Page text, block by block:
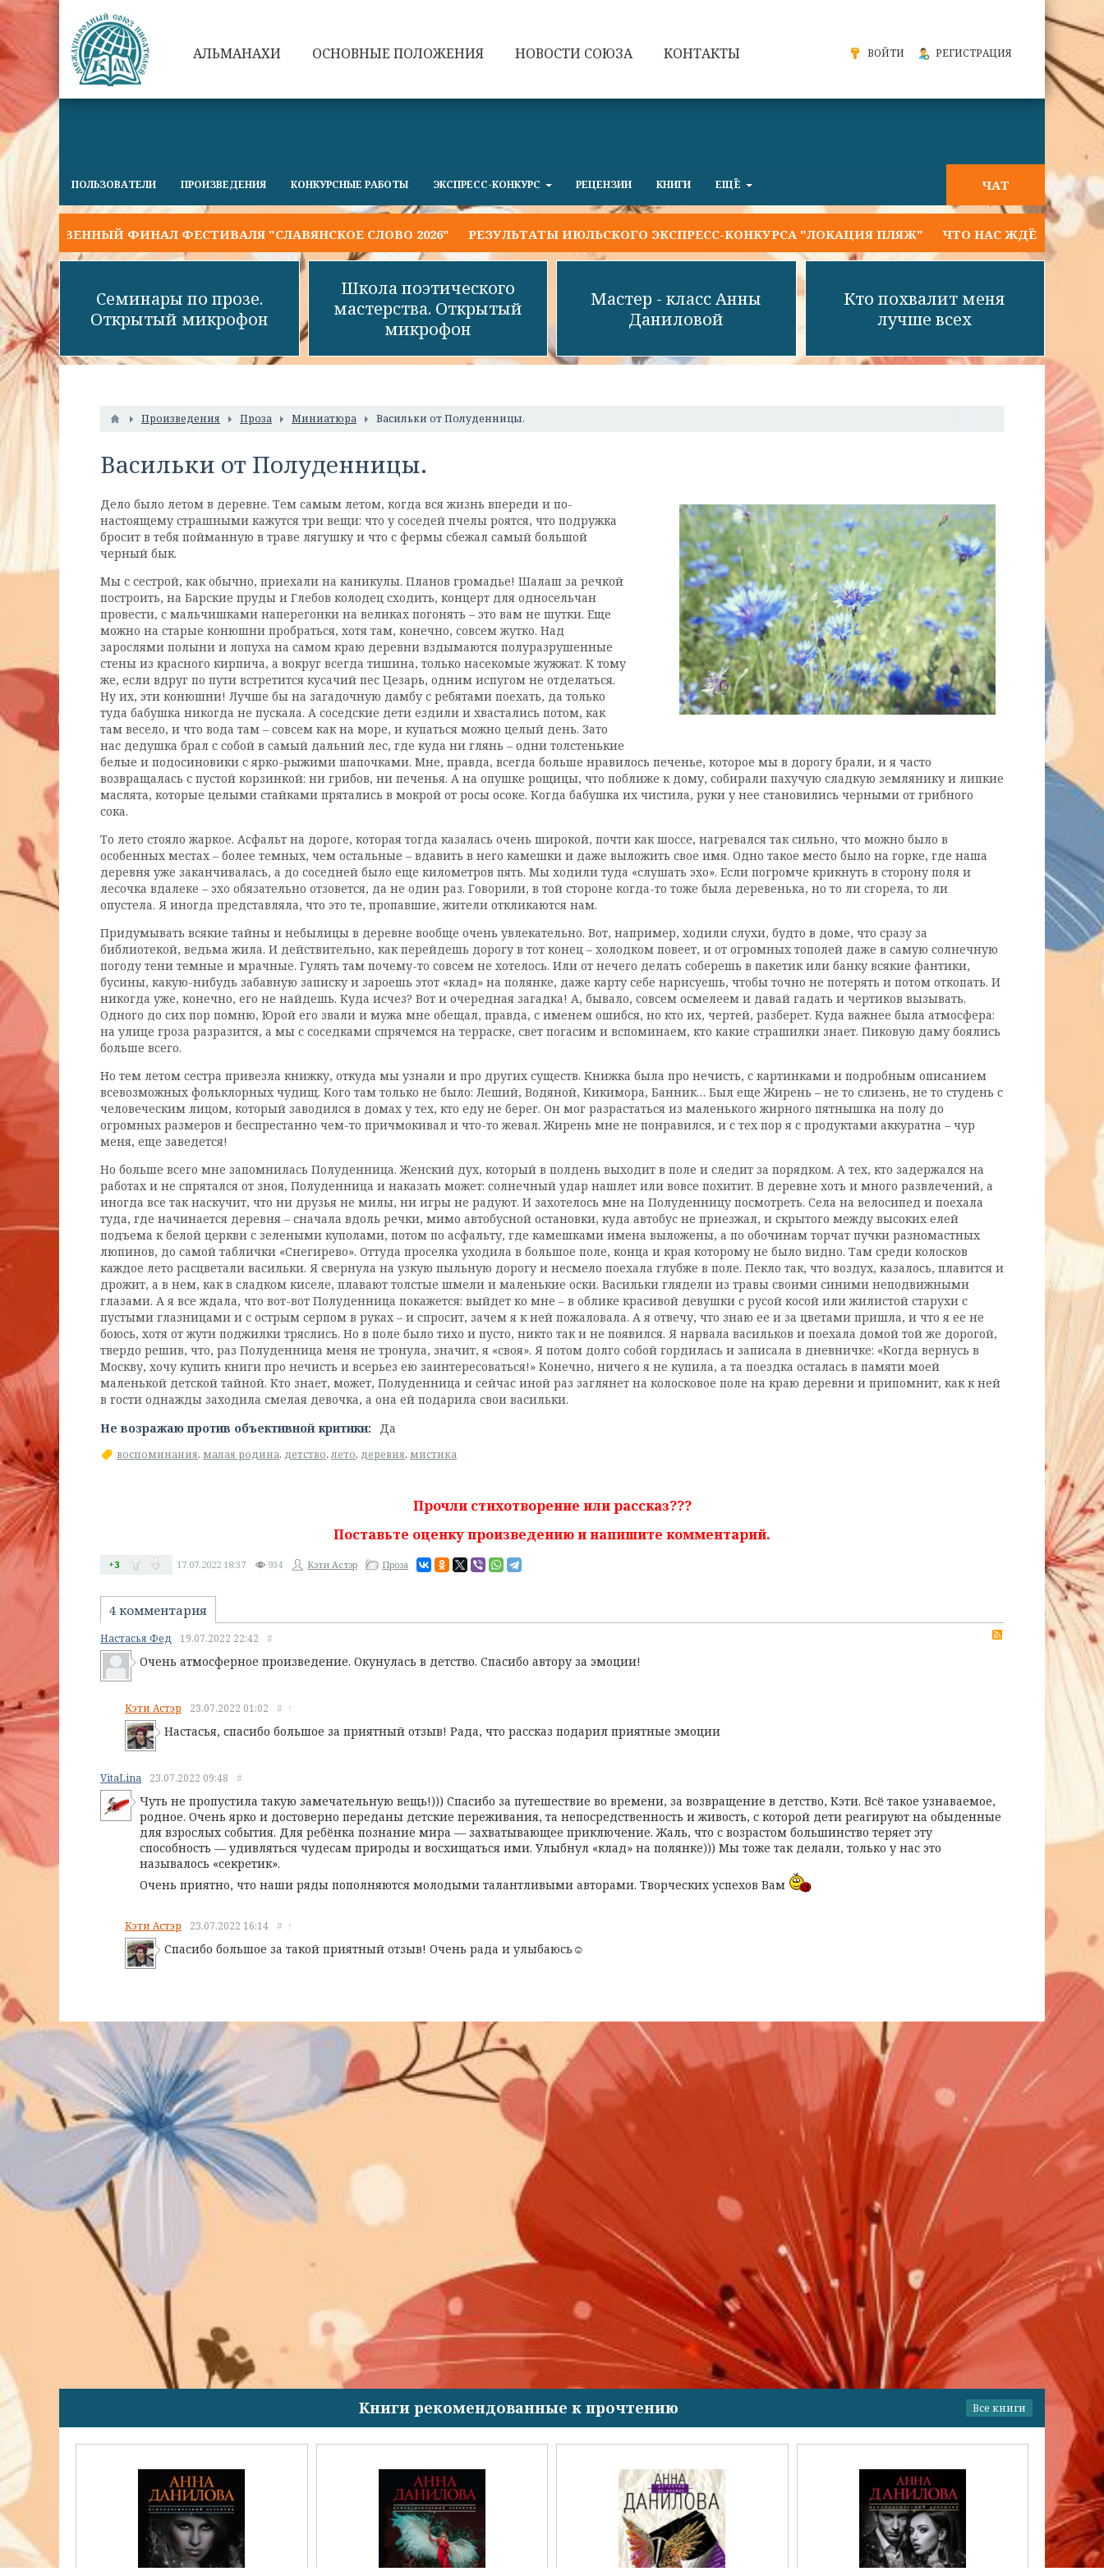
АЛЬМАНАХИ ОСНОВНЫЕ ПОЛОЖЕНИЯ НОВОСТИ СОЮЗА КОНТАКТЫ ВОЙТИ РЕГИСТРАЦИЯ
ПОЛЬЗОВАТЕЛИ ПРОИЗВЕДЕНИЯ КОНКУРСНЫЕ РАБОТЫ ЭКСПРЕСС-КОНКУРС ЧАТ
РЕЦЕНЗИИ КНИГИ ЕЩЁ
ФИНАЛ ФЕСТИВАЛЯ "СЛАВЯНСКОЕ СЛОВО 2026" РЕЗУЛЬТАТЫ ИЮЛЬСКОГО ЭКСПРЕСС-КОНКУРСА "ЛОКАЦИЯ ПЛЯЖ" ЧТО НАС ЖДЁТ НА ТЕКУЩЕЙ
Семинары по прозе.
Открытый микрофон
Школа поэтического
мастерства. Открытый
микрофон
Мастер - класс Анны
Даниловой
Кто похвалит меня
лучше всех
Произведения Проза Миниатюра Васильки от Полуденницы.
Васильки от Полуденницы.
Дело было летом в деревне. Тем самым летом, когда вся жизнь впереди и по-
настоящему страшными кажутся три вещи: что у соседей пчелы роятся, что подружка
бросит в тебя пойманную в траве лягушку и что с фермы сбежал самый большой
черный бык.
Мы с сестрой, как обычно, приехали на каникулы. Планов громадье! Шалаш за речкой
построить, на Барские пруды и Глебов колодец сходить, концерт для односельчан
провести, с мальчишками наперегонки на великах погонять – это вам не шутки. Еще
можно на старые конюшни пробраться, хотя там, конечно, совсем жутко. Над
зарослями полыни и лопуха на самом краю деревни вздымаются полуразрушенные
стены из красного кирпича, а вокруг всегда тишина, только насекомые жужжат. К тому
же, если вдруг по пути встретится кусачий пес Цезарь, одним испугом не отделаться.
Ну их, эти конюшни! Лучше бы на загадочную дамбу с ребятами поехать, да только
туда бабушка никогда не пускала. А соседские дети ездили и хвастались потом, как
там весело, и что вода там – совсем как на море, и купаться можно целый день. Зато
нас дедушка брал с собой в самый дальний лес, где куда ни глянь – одни толстенькие
белые и подосиновики с ярко-рыжими шапочками. Мне, правда, всегда больше нравилось печенье, которое мы в дорогу брали, и я часто
возвращалась с пустой корзинкой: ни грибов, ни печенья. А на опушке рощицы, что поближе к дому, собирали пахучую сладкую землянику и липкие
маслята, которые целыми стайками прятались в мокрой от росы осоке. Когда бабушка их чистила, руки у нее становились черными от грибного
сока.
То лето стояло жаркое. Асфальт на дороге, которая тогда казалась очень широкой, почти как шоссе, нагревался так сильно, что можно было в
особенных местах – более темных, чем остальные – вдавить в него камешки и даже выложить свое имя. Одно такое место было на горке, где наша
деревня уже заканчивалась, а до соседней было еще километров пять. Мы ходили туда «слушать эхо». Если погромче крикнуть в сторону поля и
лесочка вдалеке – эхо обязательно отзовется, да не один раз. Говорили, в той стороне когда-то тоже была деревенька, но то ли сгорела, то ли
опустела. Я иногда представляла, что это те, пропавшие, жители откликаются нам.
Придумывать всякие тайны и небылицы в деревне вообще очень увлекательно. Вот, например, ходили слухи, будто в доме, что сразу за
библиотекой, ведьма жила. И действительно, как перейдешь дорогу в тот конец – холодком повеет, и от огромных тополей даже в самую солнечную
погоду тени темные и мрачные. Гулять там почему-то совсем не хотелось. Или от нечего делать соберешь в пакетик или банку всякие фантики,
бусины, какую-нибудь забавную записку и зароешь этот «клад» на полянке, даже карту себе нарисуешь, чтобы точно не потерять и потом откопать. И
никогда уже, конечно, его не найдешь. Куда исчез? Вот и очередная загадка! А, бывало, совсем осмелеем и давай гадать и чертиков вызывать.
Одного до сих пор помню, Юрой его звали и мужа мне обещал, правда, с именем ошибся, но кто их, чертей, разберет. Куда важнее была атмосфера:
на улице гроза разразится, а мы с соседками спрячемся на терраске, свет погасим и вспоминаем, кто какие страшилки знает. Пиковую даму боялись
больше всего.
Но тем летом сестра привезла книжку, откуда мы узнали и про других существ. Книжка была про нечисть, с картинками и подробным описанием
всевозможных фольклорных чудищ. Кого там только не было: Леший, Водяной, Кикимора, Банник… Был еще Жирень – не то слизень, не то студень с
человеческим лицом, который заводился в домах у тех, кто еду не берег. Он мог разрастаться из маленького жирного пятнышка на полу до
огромных размеров и беспрестанно чем-то причмокивал и что-то жевал. Жирень мне не понравился, и с тех пор я с продуктами аккуратна – чур
меня, еще заведется!
Но больше всего мне запомнилась Полуденница. Женский дух, который в полдень выходит в поле и следит за порядком. А тех, кто задержался на
работах и не спрятался от зноя, Полуденница и наказать может: солнечный удар нашлет или вовсе похитит. В деревне хоть и много развлечений, а
иногда все так наскучит, что ни друзья не милы, ни игры не радуют. И захотелось мне на Полуденницу посмотреть. Села на велосипед и поехала
туда, где начинается деревня – сначала вдоль речки, мимо автобусной остановки, куда автобус не приезжал, и скрытого между высоких елей
подъема к белой церкви с зелеными куполами, потом по асфальту, где камешками имена выложены, а по обочинам торчат пучки разномастных
люпинов, до самой таблички «Снегирево». Оттуда проселка уходила в большое поле, конца и края которому не было видно. Там среди колосков
каждое лето расцветали васильки. Я свернула на узкую пыльную дорогу и несмело поехала глубже в поле. Пекло так, что воздух, казалось, плавится и
дрожит, а в нем, как в сладком киселе, плавают толстые шмели и маленькие оски. Васильки глядели из травы своими синими неподвижными
глазами. А я все ждала, что вот-вот Полуденница покажется: выйдет ко мне – в облике красивой девушки с русой косой или жилистой старухи с
пустыми глазницами и с острым серпом в руках – и спросит, зачем я к ней пожаловала. А я отвечу, что знаю ее и за цветами пришла, и что я ее не
боюсь, хотя от жути поджилки тряслись. Но в поле было тихо и пусто, никто так и не появился. Я нарвала васильков и поехала домой той же дорогой,
твердо решив, что, раз Полуденница меня не тронула, значит, я «своя». Я потом долго собой гордилась и записала в дневничке: «Когда вернусь в
Москву, хочу купить книги про нечисть и всерьез ею заинтересоваться!» Конечно, ничего я не купила, а та поездка осталась в памяти моей
маленькой детской тайной. Кто знает, может, Полуденница и сейчас иной раз заглянет на колосковое поле на краю деревни и припомнит, как к ней
в гости однажды заходила смелая девочка, а она ей подарила свои васильки.
Не возражаю против объективной критики:
Да
воспоминания, малая родина, детство, лето, деревня, мистика
Прочли стихотворение или рассказ???
Поставьте оценку произведению и напишите комментарий.
+3 17.07.2022 18:37 934 Кэти Астэр Проза
4 комментария
Настасья Фед 19.07.2022 22:42 #
Очень атмосферное произведение. Окунулась в детство. Спасибо автору за эмоции!
Кэти Астэр 23.07.2022 01:02 # ↑
Настасья, спасибо большое за приятный отзыв! Рада, что рассказ подарил приятные эмоции
VitaLina 23.07.2022 09:48 #
Чуть не пропустила такую замечательную вещь!))) Спасибо за путешествие во времени, за возвращение в детство, Кэти. Всё такое узнаваемое,
родное. Очень ярко и достоверно переданы детские переживания, та непосредственность и живость, с которой дети реагируют на обыденные
для взрослых события. Для ребёнка познание мира — захватывающее приключение. Жаль, что с возрастом большинство теряет эту
способность — удивляться чудесам природы и восхищаться ими. Улыбнул «клад» на полянке))) Мы тоже так делали, только у нас это
называлось «секретик».
Очень приятно, что наши ряды пополняются молодыми талантливыми авторами. Творческих успехов Вам
Кэти Астэр 23.07.2022 16:14 # ↑
Спасибо большое за такой приятный отзыв! Очень рада и улыбаюсь☺️
Книги рекомендованные к прочтению Все книги